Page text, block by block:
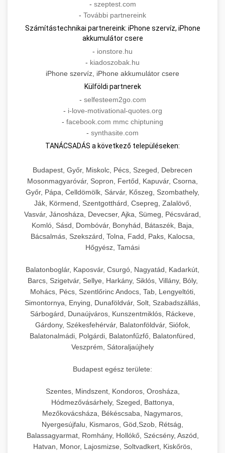
- szeptest.com
- További partnereink
Számítástechnikai partnereink: iPhone szervíz, iPhone
akkumulátor csere
- ionstore.hu
- kiadoszobak.hu
iPhone szervíz, iPhone akkumulátor csere
Külföldi partnerek
- selfesteem2go.com
- i-love-motivational-quotes.org
- facebook.com mmc chiptuning
- synthasite.com
TANÁCSADÁS a következő településeken:
Budapest, Győr, Miskolc, Pécs, Szeged, Debrecen
Mosonmagyaróvár, Sopron, Fertőd, Kapuvár, Csorna,
Győr, Pápa, Celldömölk, Sárvár, Kőszeg, Szombathely,
Ják, Körmend, Szentgotthárd, Csepreg, Zalalövő,
Vasvár, Jánosháza, Devecser, Ajka, Sümeg, Pécsvárad,
Komló, Sásd, Dombóvár, Bonyhád, Bátaszék, Baja,
Bácsalmás, Szekszárd, Tolna, Fadd, Paks, Kalocsa,
Hőgyész, Tamási
Balatonboglár, Kaposvár, Csurgó, Nagyatád, Kadarkút,
Barcs, Szigetvár, Sellye, Harkány, Siklós, Villány, Bóly,
Mohács, Pécs, Szentlőrinc Andocs, Tab, Lengyeltóti,
Simontornya, Enying, Dunaföldvár, Solt, Szabadszállás,
Sárbogárd, Dunaújváros, Kunszentmiklós, Ráckeve,
Gárdony, Székesfehérvár, Balatonföldvár, Siófok,
Balatonalmádi, Polgárdi, Balatonfűzfő, Balatonfüred,
Veszprém, Sátoraljaújhely
Budapest egész területe:
Szentes, Mindszent, Kondoros, Orosháza,
Hódmezővásárhely, Szeged, Battonya,
Mezőkovácsháza, Békéscsaba, Nagymaros,
Nyergesújfalu, Kismaros, Göd,Szob, Rétság,
Balassagyarmat, Romhány, Hollókő, Szécsény, Aszód,
Hatvan, Monor, Lajosmizse, Soltvadkert, Kiskőrös,